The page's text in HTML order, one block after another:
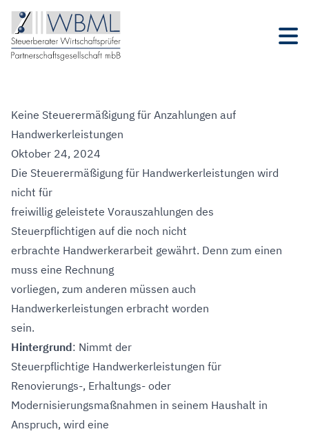
Keine Steuerermäßigung für Anzahlungen auf
Handwerkerleistungen
Oktober 24, 2024
Die Steuerermäßigung für Handwerkerleistungen wird
nicht für
freiwillig geleistete Vorauszahlungen des
Steuerpflichtigen auf die noch nicht
erbrachte Handwerkerarbeit gewährt. Denn zum einen
muss eine Rechnung
vorliegen, zum anderen müssen auch
Handwerkerleistungen erbracht worden
sein.
Hintergrund: Nimmt der
Steuerpflichtige Handwerkerleistungen für
Renovierungs-, Erhaltungs- oder
Modernisierungsmaßnahmen in seinem Haushalt in
Anspruch, wird eine